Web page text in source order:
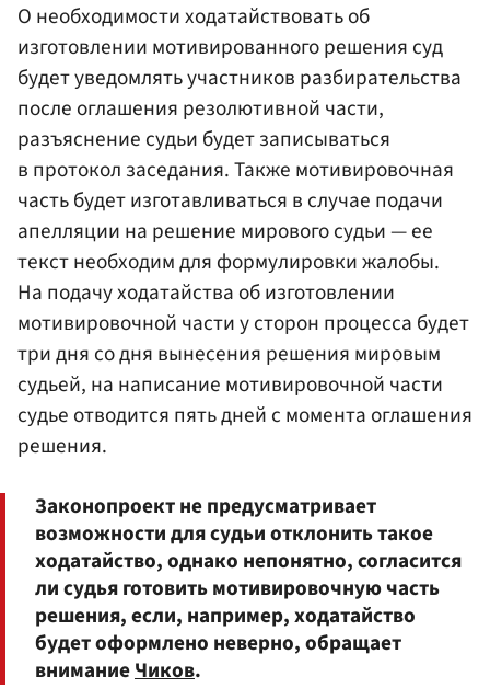
О необходимости ходатайствовать об
изготовлении мотивированного решения суд
будет уведомлять участников разбирательства
после оглашения резолютивной части,
разъяснение судьи будет записываться
в протокол заседания. Также мотивировочная
часть будет изготавливаться в случае подачи
апелляции на решение мирового судьи — ее
текст необходим для формулировки жалобы.
На подачу ходатайства об изготовлении
мотивировочной части у сторон процесса будет
три дня со дня вынесения решения мировым
судьей, на написание мотивировочной части
судье отводится пять дней с момента оглашения
решения.
Законопроект не предусматривает
возможности для судьи отклонить такое
ходатайство, однако непонятно, согласится
ли судья готовить мотивировочную часть
решения, если, например, ходатайство
будет оформлено неверно, обращает
вниманиеЧиков.